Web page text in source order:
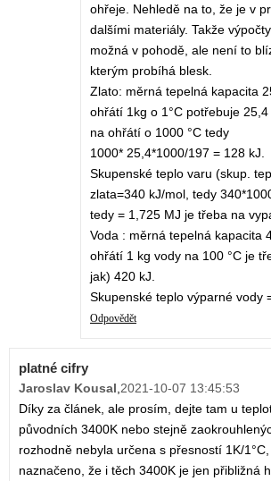
ohřeje. Nehledě na to, že je v
dalšími materiály. Takže
možná v pohodě, ale není to
kterým probíhá blesk.
Zlato: měrná tepelná kapacita
ohřátí 1kg o 1°C potřebuje 25,4
na ohřátí o 1000 °C tedy
1000* 25,4*1000/197 = 128 kJ.
Skupenské teplo varu (skup.
zlata=340 kJ/mol, tedy
tedy = 1,725 MJ je třeba na
Voda : měrná tepelná kapacita
ohřátí 1 kg vody na 100 °C je
jak) 420 kJ.
Skupenské teplo výparné vody
Odpovědět
platné cifry
Jaroslav Kousal 2021-10-07 13:45:53
Díky za článek, ale prosím, dejte tam u
původních 3400K nebo stejně
rozhodně nebyla určena s přesností 1K/
naznačeno, že i těch 3400K je jen přibližná